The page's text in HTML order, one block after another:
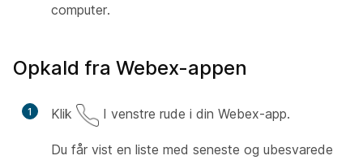
computer.
Opkald fra Webex-appen
1 Klik I venstre rude i din Webex-app.
Du får vist en liste med seneste og ubesvarede